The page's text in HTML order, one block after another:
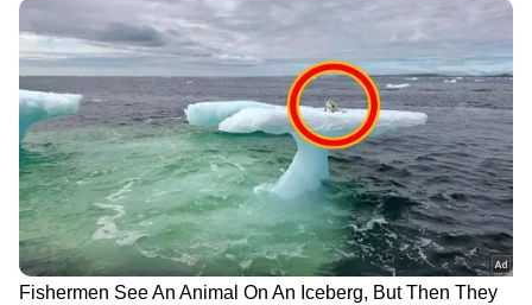
പ്രവാസലോകത്തിന്റെ സ്പന്ദനം നേരിട്ട്
അനുഭവിക്കാൻAsianet News Malayalam